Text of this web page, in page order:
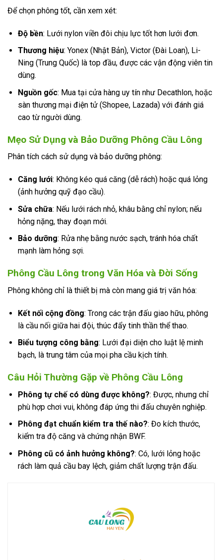
Để chọn phông tốt, cần xem xét:
Độ bền: Lưới nylon viền đôi chịu lực tốt hơn lưới đơn.
Thương hiệu: Yonex (Nhật Bản), Victor (Đài Loan), Li-
Ning (Trung Quốc) là top đầu, được các vận động viên tin
dùng.
Nguồn gốc: Mua tại cửa hàng uy tín như Decathlon, hoặc
sàn thương mại điện tử (Shopee, Lazada) với đánh giá
cao từ người dùng.
Mẹo Sử Dụng và Bảo Dưỡng Phông Cầu Lông
Phân tích cách sử dụng và bảo dưỡng phông:
Căng lưới: Không kéo quá căng (dễ rách) hoặc quá lỏng
(ảnh hưởng quỹ đạo cầu).
Sửa chữa: Nếu lưới rách nhỏ, khâu bằng chỉ nylon; nếu
hỏng nặng, thay đoạn mới.
Bảo dưỡng: Rửa nhẹ bằng nước sạch, tránh hóa chất
mạnh làm hỏng sợi.
Phông Cầu Lông trong Văn Hóa và Đời Sống
Phông không chỉ là thiết bị mà còn mang giá trị văn hóa:
Kết nối cộng đồng: Trong các trận đấu giao hữu, phông
là cầu nối giữa hai đội, thúc đẩy tinh thần thể thao.
Biểu tượng công bằng: Lưới đại diện cho luật lệ minh
bạch, là trung tâm của mọi pha cầu kịch tính.
Câu Hỏi Thường Gặp về Phông Cầu Lông
Phông tự chế có dùng được không?: Được, nhưng chỉ
phù hợp chơi vui, không đáp ứng thi đấu chuyên nghiệp.
Phông đạt chuẩn kiểm tra thế nào?: Đo kích thước,
kiểm tra độ căng và chứng nhận BWF.
Phông cũ có ảnh hưởng không?: Có, lưới lỏng hoặc
rách làm quả cầu bay lệch, giảm chất lượng trận đấu.